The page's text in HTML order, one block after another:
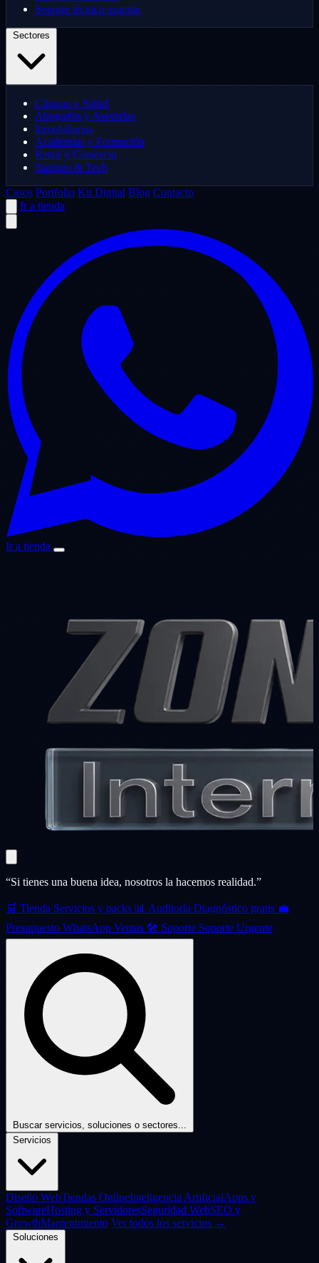
Soporte técnico urgente
Clínicas y Salud
Abogados y Asesorías
Inmobiliarias
Academias y Formación
Retail y Comercio
Startups & Tech
Casos Portfolio Kit Digital Blog Contacto
Ir a tienda
Ir a tienda
“Si tienes una buena idea, nosotros la hacemos realidad.”
🛒 Tienda Servicios y packs 📊 Auditoría Diagnóstico gratis 💼
Presupuesto WhatsApp Ventas 🛠️ Soporte Soporte Urgente
Buscar servicios, soluciones o sectores...
Servicios
Diseño WebTiendas OnlineInteligencia ArtificialApps y
SoftwareHosting y ServidoresSeguridad WebSEO y
GrowthMantenimiento Ver todos los servicios →
Soluciones